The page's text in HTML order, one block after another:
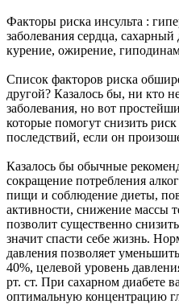
Факторы риска инсульта :
заболевания сердца, сахарный
курение, ожирение,
Список факторов риска
другой? Казалось бы, ни кто
заболевания, но вот
которые помогут снизить
последствий, если он
Казалось бы обычные
сокращение потребления
пищи и соблюдение диеты,
активности, снижение массы
позволит существенно
значит спасти себе жизнь.
давления позволяет
40%, целевой уровень
рт. ст. При сахарном диабете
оптимальную концентрацию